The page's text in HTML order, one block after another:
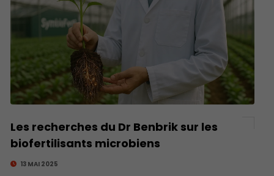
Les recherches du Dr Benbrik sur les
biofertilisants microbiens
13 MAI 2025